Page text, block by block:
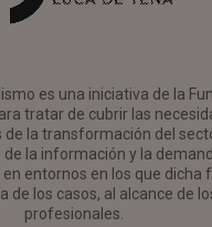
es una iniciativa de la
tratar de cubrir las
la transformación del
la información y la
entornos en los que dicha
de los casos, al alcance de
profesionales.